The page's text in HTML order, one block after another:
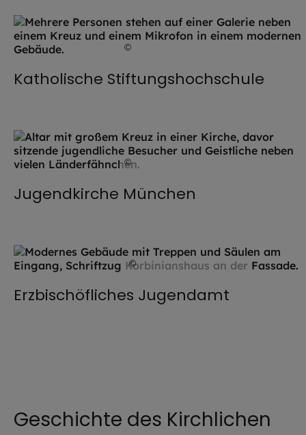
©
Katholische Stiftungshochschule
©
Jugendkirche München
© Daniel Körberle / EOM
Erzbischöfliches Jugendamt
Geschichte des Kirchlichen